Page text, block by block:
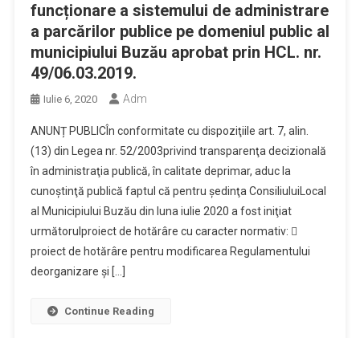
funcționare a sistemului de administrare
a parcărilor publice pe domeniul public al
municipiului Buzău aprobat prin HCL. nr.
49/06.03.2019.
Iulie 6, 2020 Adm
ANUNȚ PUBLICÎn conformitate cu dispoziţiile art. 7, alin.
(13) din Legea nr. 52/2003privind transparenţa decizională
în administraţia publică, în calitate deprimar, aduc la
cunoştinţă publică faptul că pentru şedinţa ConsiliuluiLocal
al Municipiului Buzău din luna iulie 2020 a fost iniţiat
următorulproiect de hotărâre cu caracter normativ: 
proiect de hotărâre pentru modificarea Regulamentului
deorganizare şi […]
Continue Reading